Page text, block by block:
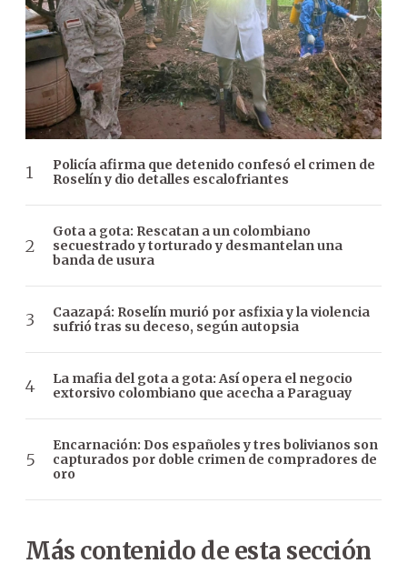
Policía afirma que detenido confesó el crimen de
Roselín y dio detalles escalofriantes
Gota a gota: Rescatan a un colombiano
secuestrado y torturado y desmantelan una
banda de usura
Caazapá: Roselín murió por asfixia y la violencia
sufrió tras su deceso, según autopsia
La mafia del gota a gota: Así opera el negocio
extorsivo colombiano que acecha a Paraguay
Encarnación: Dos españoles y tres bolivianos son
capturados por doble crimen de compradores de
oro
Más contenido de esta sección